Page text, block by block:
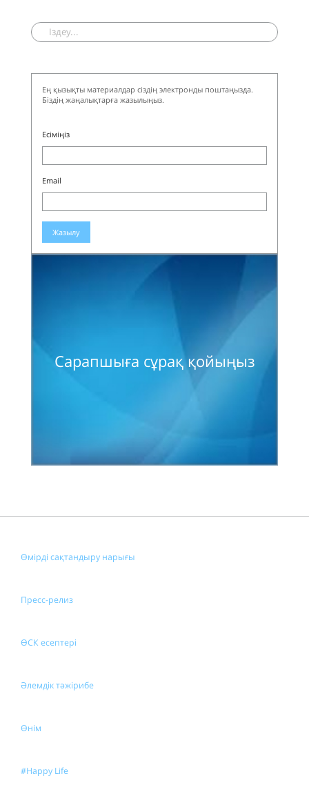
Ең қызықты материалдар сіздің электронды поштаңызда.
Біздің жаңалықтарға жазылыңыз.
Есіміңіз
Email
Жазылу
Сарапшыға сұрақ қойыңыз
Өмірді сақтандыру нарығы
Пресс-релиз
ӨСК есептері
Әлемдік тәжірибе
Өнім
#Happy Life